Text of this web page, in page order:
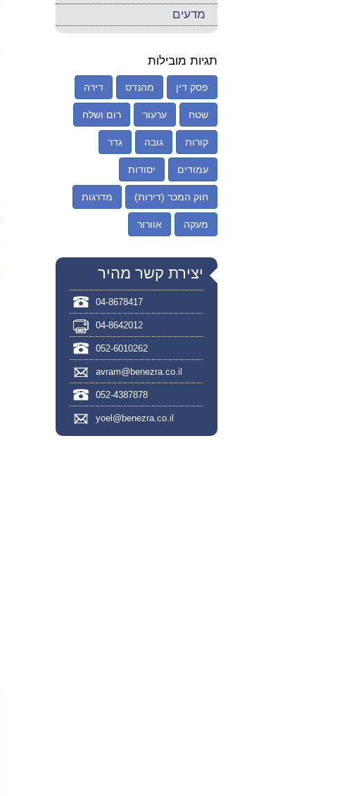
מדעים
תגיות מובילות
פסק דין מהנדס דירה
שטח ערעור רום ושלח
קורות גובה גדר
עמודים יסודות
חוק המכר (דירות) מדרגות
מעקה אוורור
יצירת קשר מהיר
04-8678417
04-8642012
052-6010262
avram@benezra.co.il
052-4387878
yoel@benezra.co.il